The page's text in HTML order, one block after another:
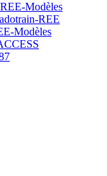
Modèles
REE
Modèles